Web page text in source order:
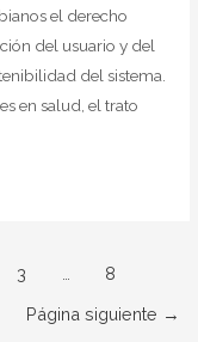
el derecho
del usuario y del
del sistema.
en salud, el trato
3 8
Página siguiente →